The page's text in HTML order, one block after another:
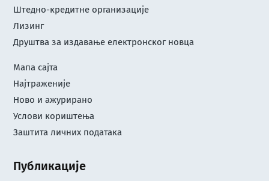
Штедно-кредитне организације
Лизинг
Друштва за издавање електронског новца
Мапа сајта
Најтраженије
Ново и ажурирано
Услови кориштењa
Заштита личних података
Публикације